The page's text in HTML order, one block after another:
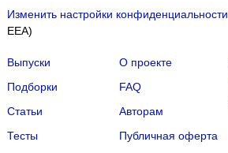
Изменить настройки конфиденциальности
EEA)
Выпуски
Подборки
Статьи
Тесты
О проекте
FAQ
Авторам
Публичная оферта